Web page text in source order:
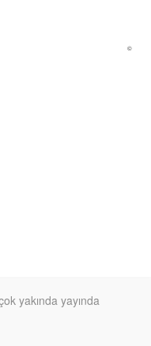
©
yakında yayında